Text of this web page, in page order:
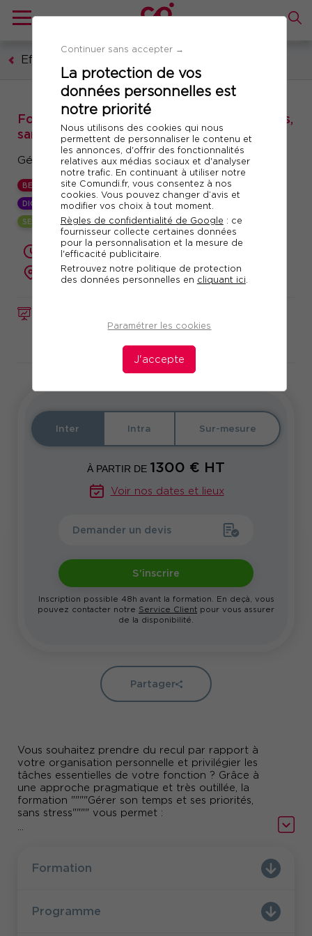
Continuer sans accepter →
La protection de vos
données personnelles est
notre priorité
Nous utilisons des cookies qui nous
permettent de personnaliser le contenu et
les annonces, d'offrir des fonctionnalités
relatives aux médias sociaux et d'analyser
notre trafic. En continuant à utiliser notre
site Comundi.fr, vous consentez à nos
cookies. Vous pouvez changer d’avis et
modifier vos choix à tout moment.
Règles de confidentialité de Google : ce
fournisseur collecte certaines données
pour la personnalisation et la mesure de
l'efficacité publicitaire.
Retrouvez notre politique de protection
des données personnelles en cliquant ici
Paramétrer les cookies
J'accepte
Efficacité professionnelle
Formation : Gérer son temps et ses priorités,
sans stress
Gérez votre temps... pour en gagner !
BEST
DIGITAL LEARNING +
SESSION GARANTIE
2 jours (14 heures)
présentiel ou à distance
Vous souhaitez prendre du recul par rapport à
votre organisation personnelle et privilégier les
tâches essentielles de votre fonction ? Grâce à
une approche pragmatique et très outillée, la
formation """"Gérer son temps et ses priorités,
sans stress"""" vous permet :
Vous acquerrez des compétences essentielles
pour une gestion efficace du temps au travail.
matrice d'Eisenhower, et à éviter les pièges de la
Inter Intra Sur-mesure
À PARTIR DE 1300 € HT
Voir nos dates et lieux
Demander un devis
S'inscrire
Inscription possible 48h avant la formation. En deçà, vous
pouvez contacter notre Service Client pour vous assurer
de la disponibilité.
Partager
Formation
Programme